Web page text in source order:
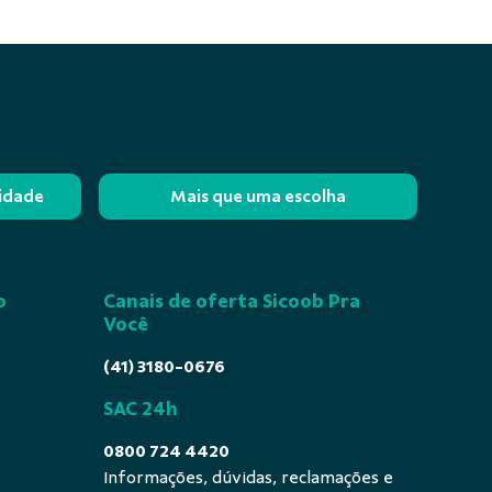
Mais que uma escolha
Canais de oferta Sicoob Pra
Você
(41) 3180-0676
SAC 24h
0800 724 4420
Informações, dúvidas, reclamações e